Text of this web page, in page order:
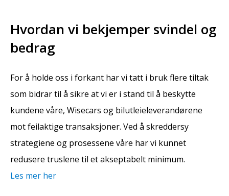
Hvordan vi bekjemper svindel og
bedrag
For å holde oss i forkant har vi tatt i bruk flere tiltak
som bidrar til å sikre at vi er i stand til å beskytte
kundene våre, Wisecars og bilutleieleverandørene
mot feilaktige transaksjoner. Ved å skreddersy
strategiene og prosessene våre har vi kunnet
redusere truslene til et akseptabelt minimum.
Les mer her